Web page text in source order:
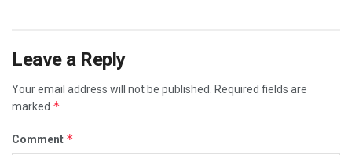
Leave a Reply
Your email address will not be published. Required fields are
marked *
Comment *